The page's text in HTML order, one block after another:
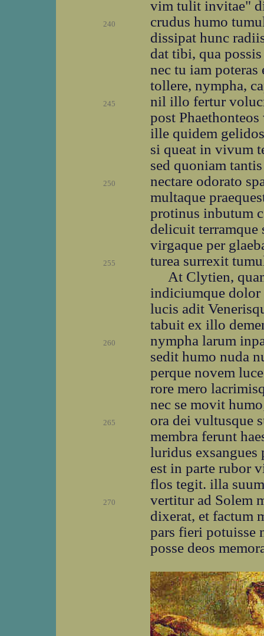
vim tulit invitae"
240
crudus humo
dissipat hunc
dat tibi, qua
nec tu iam poteras
tollere, nympha,
245
nil illo fertur
post
ille quidem
si queat in vivum
sed quoniam
250
nectare odorato
multaque
protinus inbutum
delicuit terramque
virgaque per
255
turea surrexit
At Clytien,
indiciumque dolor
lucis adit
tabuit ex illo
260
nympha larum
sedit humo nuda
perque novem
rore mero
nec se movit
265
ora dei vultusque
membra ferunt
luridus
est in parte rubor
flos tegit. illa
270
vertitur ad Solem
dixerat, et factum
pars fieri potuisse
posse deos